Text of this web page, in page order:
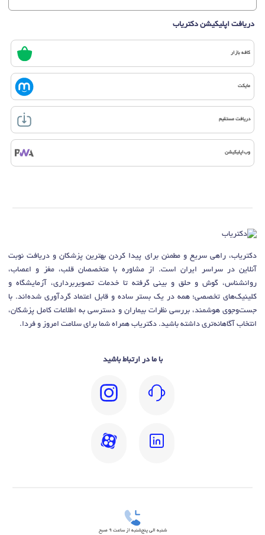
دریافت اپلیکیشن دکتریاب
کافه بازار
مایکت
دریافت مستقیم
وب‌اپلیکیشن
دکتریاب، راهی سریع و مطمئن برای پیدا کردن بهترین پزشکان و دریافت نوبت
آنلاین در سراسر ایران است. از مشاوره با متخصصان قلب، مغز و اعصاب،
روانشناس، گوش و حلق و بینی گرفته تا خدمات تصویربرداری، آزمایشگاه و
کلینیک‌های تخصصی؛ همه در یک بستر ساده و قابل اعتماد گردآوری شده‌اند. با
جست‌وجوی هوشمند، بررسی نظرات بیماران و دسترسی به اطلاعات کامل پزشکان،
انتخاب آگاهانه‌تری داشته باشید. دکتریاب همراه شما برای سلامت امروز و فردا.
با ما در ارتباط باشید
شنبه الی پنج‌شنبه از ساعت 9 صبح